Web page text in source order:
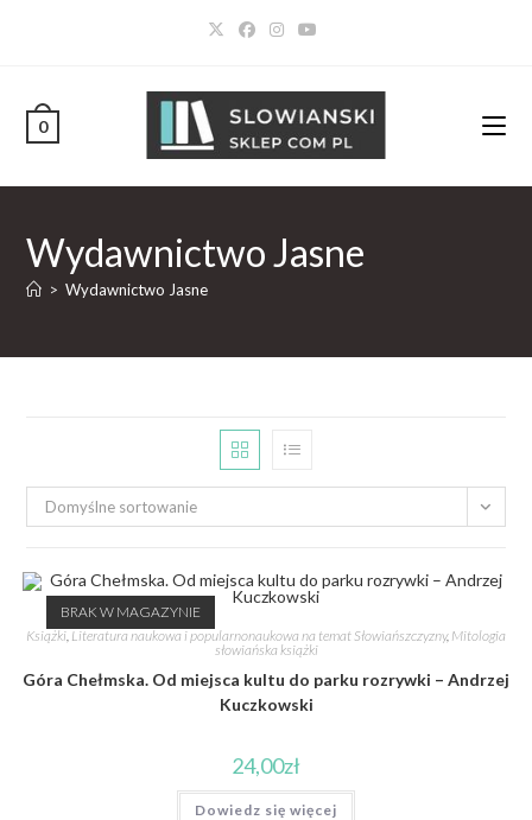
0
Wydawnictwo Jasne
> Wydawnictwo Jasne
Domyślne sortowanie
BRAK W MAGAZYNIE
Książki, Literatura naukowa i popularnonaukowa na temat Słowiańszczyzny, Mitologia
słowiańska książki
Góra Chełmska. Od miejsca kultu do parku rozrywki – Andrzej
Kuczkowski
24,00zł
Dowiedz się więcej